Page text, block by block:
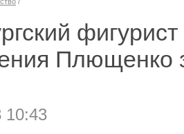
Плющенко
10:43